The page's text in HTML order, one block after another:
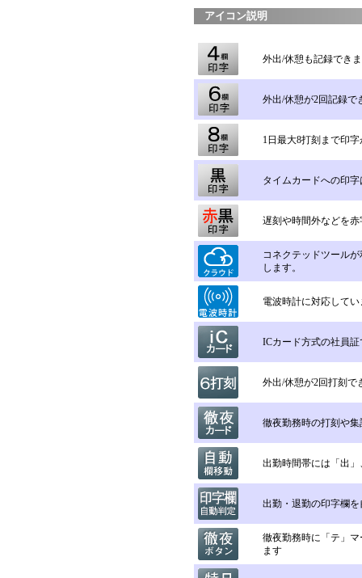
アイコン説明
外出/休憩も記録でき
外出/休憩が2回記録で
1日最大8打刻まで印
タイムカードへの印
遅刻や時間外などを
コネクテッドツール
します。
電波時計に対応してい
ICカード方式の社員
外出/休憩が2回打刻で
徹夜勤務時の打刻や
出勤時間帯には「出
出勤・退勤の印字欄
徹夜勤務時に「テ」
ます